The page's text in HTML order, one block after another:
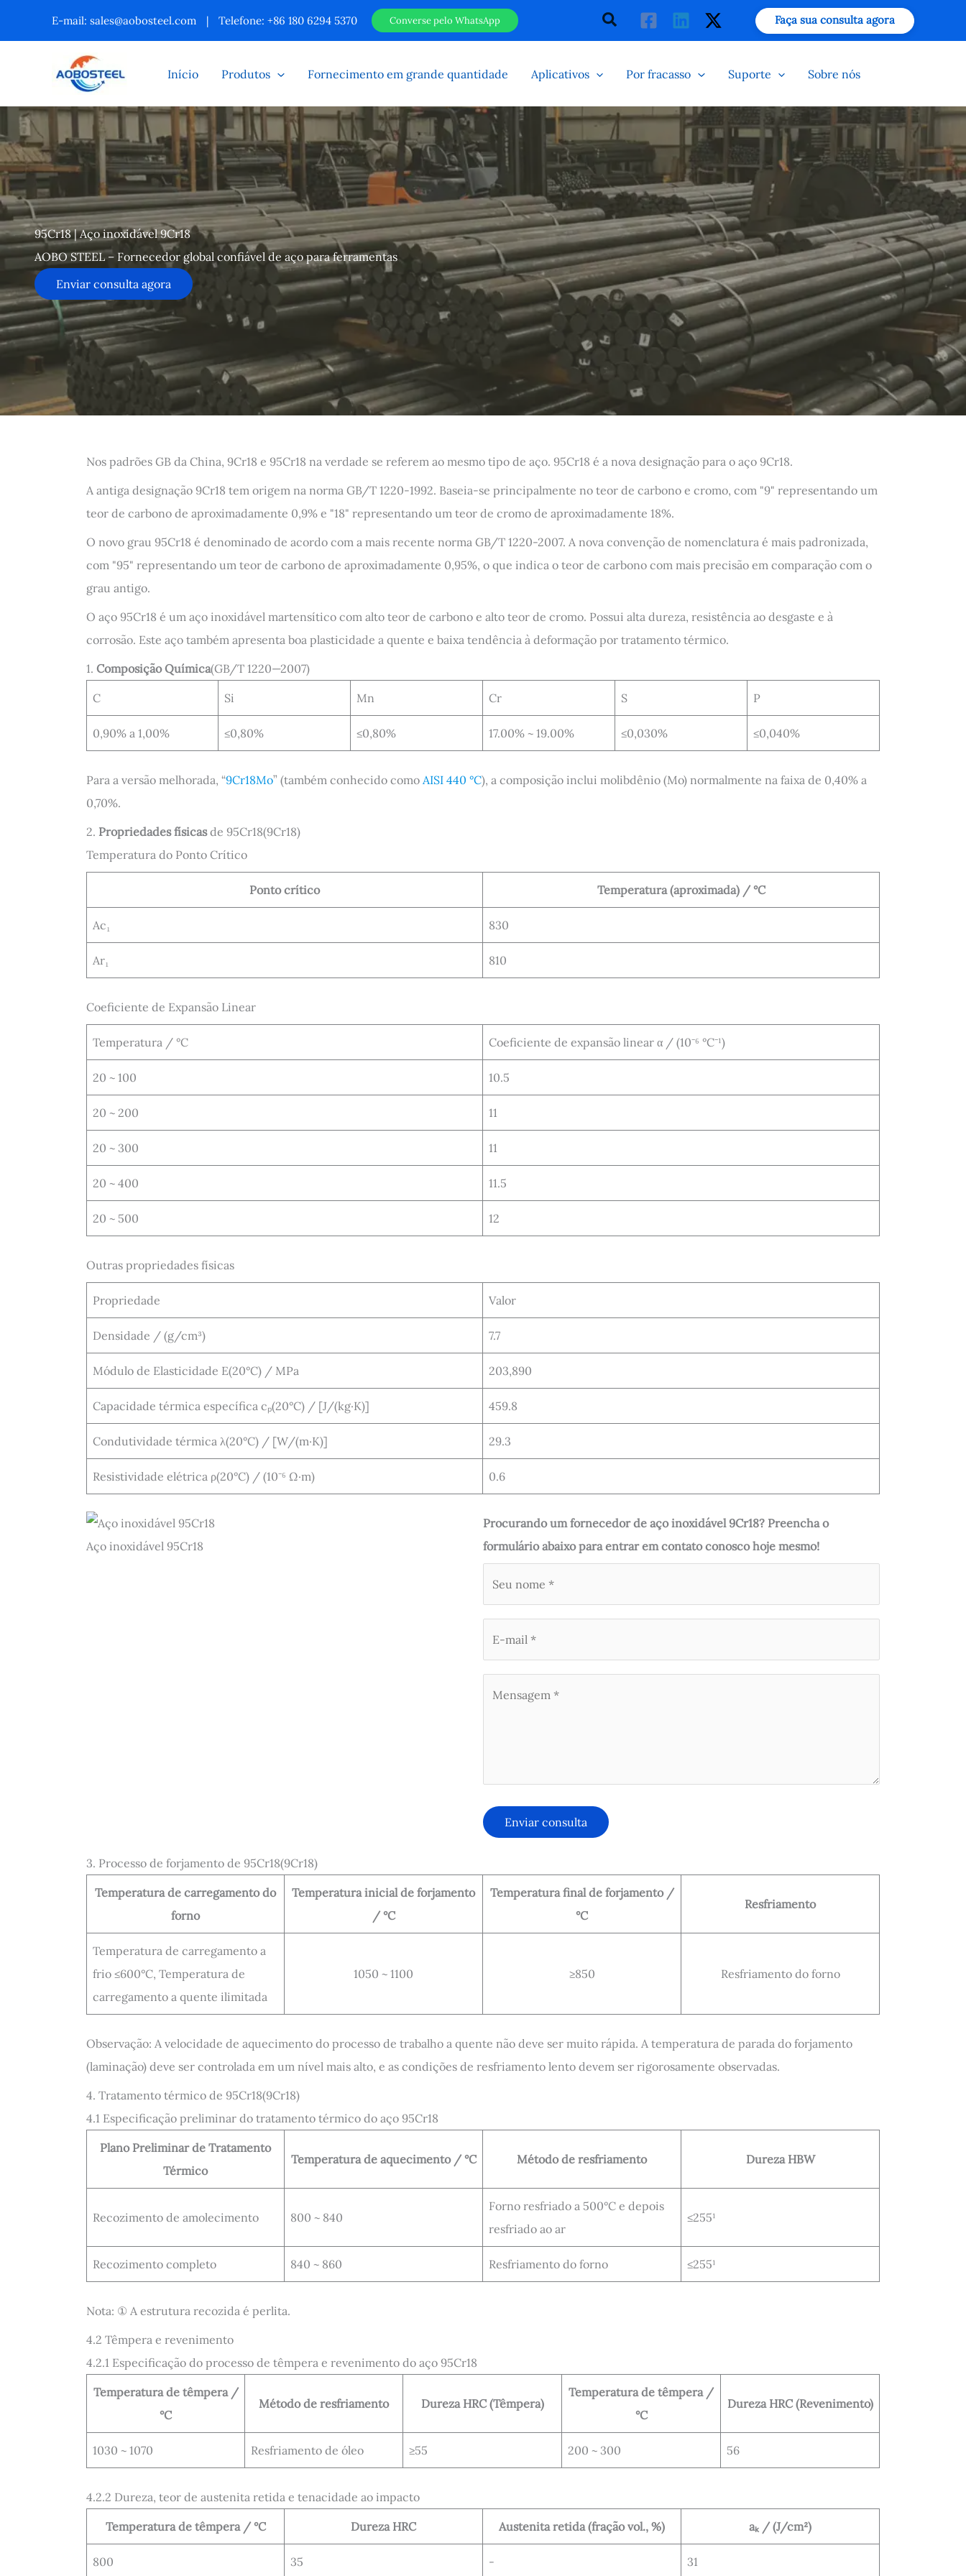
E-mail: sales@aobosteel.com | Telefone: +86 180 6294 5370 Converse pelo WhatsApp Pesquisar Faça sua consulta agora
Início Produtos Fornecimento em grande quantidade Aplicativos Por fracasso Suporte Sobre nós
95Cr18 | Aço inoxidável 9Cr18
AOBO STEEL – Fornecedor global confiável de aço para ferramentas
Enviar consulta agora
Nos padrões GB da China, 9Cr18 e 95Cr18 na verdade se referem ao mesmo tipo de aço. 95Cr18 é a nova designação para o aço 9Cr18.
A antiga designação 9Cr18 tem origem na norma GB/T 1220-1992. Baseia-se principalmente no teor de carbono e cromo, com "9" representando um
teor de carbono de aproximadamente 0,9% e "18" representando um teor de cromo de aproximadamente 18%.
O novo grau 95Cr18 é denominado de acordo com a mais recente norma GB/T 1220-2007. A nova convenção de nomenclatura é mais padronizada,
com "95" representando um teor de carbono de aproximadamente 0,95%, o que indica o teor de carbono com mais precisão em comparação com o
grau antigo.
O aço 95Cr18 é um aço inoxidável martensítico com alto teor de carbono e alto teor de cromo. Possui alta dureza, resistência ao desgaste e à
corrosão. Este aço também apresenta boa plasticidade a quente e baixa tendência à deformação por tratamento térmico.
1. Composição Química(GB/T 1220—2007)
C Si Mn Cr S P
0,90% a 1,00% ≤0,80% ≤0,80% 17.00% ~ 19.00% ≤0,030% ≤0,040%
Para a versão melhorada, “9Cr18Mo” (também conhecido como AISI 440 °C), a composição inclui molibdênio (Mo) normalmente na faixa de 0,40% a
0,70%.
2. Propriedades físicasde 95Cr18(9Cr18)
Temperatura do Ponto Crítico
Ponto crítico Temperatura (aproximada) / °C
Ac₁ 830
Ar₁ 810
Coeficiente de Expansão Linear
Temperatura / °C Coeficiente de expansão linear α / (10⁻⁶ °C⁻¹)
20 ~ 100 10.5
20 ~ 200 11
20 ~ 300 11
20 ~ 400 11.5
20 ~ 500 12
Outras propriedades físicas
Propriedade Valor
Densidade / (g/cm³) 7.7
Módulo de Elasticidade E(20°C) / MPa 203,890
Capacidade térmica específica cₚ(20°C) / [J/(kg·K)] 459.8
Condutividade térmica λ(20°C) / [W/(m·K)] 29.3
Resistividade elétrica ρ(20°C) / (10⁻⁶ Ω·m) 0.6
Aço inoxidável 95Cr18
Procurando um fornecedor de aço inoxidável 9Cr18? Preencha o
formulário abaixo para entrar em contato conosco hoje mesmo!
3. Processo de forjamento de 95Cr18(9Cr18)
Temperatura de carregamento do
forno
Temperatura inicial de forjamento
/ °C
Temperatura final de forjamento /
°C
Resfriamento
Temperatura de carregamento a
frio ≤600°C, Temperatura de
carregamento a quente ilimitada
1050 ~ 1100 ≥850 Resfriamento do forno
Observação: A velocidade de aquecimento do processo de trabalho a quente não deve ser muito rápida. A temperatura de parada do forjamento
(laminação) deve ser controlada em um nível mais alto, e as condições de resfriamento lento devem ser rigorosamente observadas.
4. Tratamento térmico de 95Cr18(9Cr18)
4.1 Especificação preliminar do tratamento térmico do aço 95Cr18
Plano Preliminar de Tratamento
Térmico
Temperatura de aquecimento / °C Método de resfriamento Dureza HBW
Recozimento de amolecimento 800 ~ 840
Forno resfriado a 500°C e depois
resfriado ao ar
≤255¹
Recozimento completo 840 ~ 860 Resfriamento do forno ≤255¹
Nota: ① A estrutura recozida é perlita.
4.2 Têmpera e revenimento
4.2.1 Especificação do processo de têmpera e revenimento do aço 95Cr18
Temperatura de têmpera /
°C
Método de resfriamento Dureza HRC (Têmpera)
Temperatura de têmpera /
°C
Dureza HRC (Revenimento)
1030 ~ 1070 Resfriamento de óleo ≥55 200 ~ 300 56
4.2.2 Dureza, teor de austenita retida e tenacidade ao impacto
Temperatura de têmpera / °C Dureza HRC Austenita retida (fração vol., %) aₖ / (J/cm²)
800 35 - 31